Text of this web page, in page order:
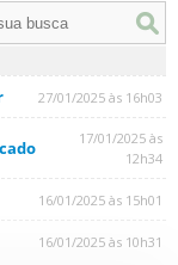
27/01/2025 às 16h03
17/01/2025 às
12h34
16/01/2025 às 15h01
16/01/2025 às 10h31